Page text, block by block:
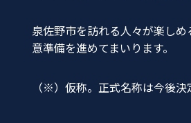
泉佐野市を訪れる人々が楽し
意準備を進めてまいります。
（※）仮称。正式名称は今後決